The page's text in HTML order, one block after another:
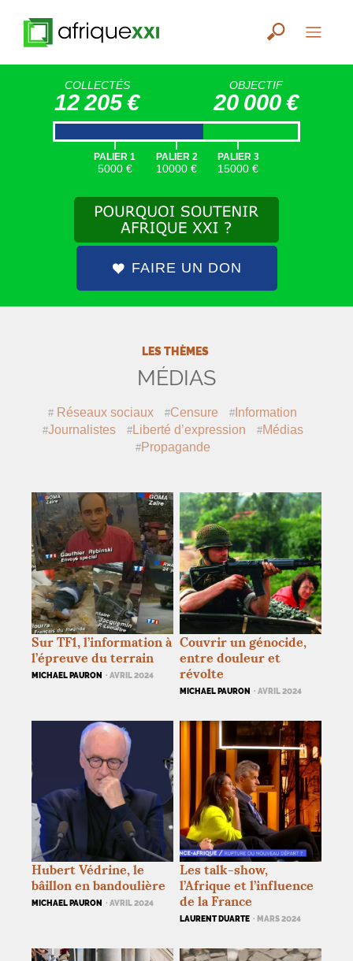
COLLECTÉS
12 205 €
OBJECTIF
20 000 €
|
PALIER 1
5000 €
|
PALIER 2
10000 €
|
PALIER 3
15000 €
FAIRE UN DON
LES THÈMES
MÉDIAS
Réseaux sociaux Censure
Information
Journalistes
Liberté d’expression
Médias
Propagande
Sur TF1, l’information à
l’épreuve du terrain
MICHAEL PAURON · AVRIL 2024
Couvrir un génocide,
entre douleur et
révolte
MICHAEL PAURON · AVRIL 2024
Hubert Védrine, le
bâillon en bandoulière
MICHAEL PAURON · AVRIL 2024
Les talk-show,
l’Afrique et l’influence
de la France
LAURENT DUARTE · MARS 2024